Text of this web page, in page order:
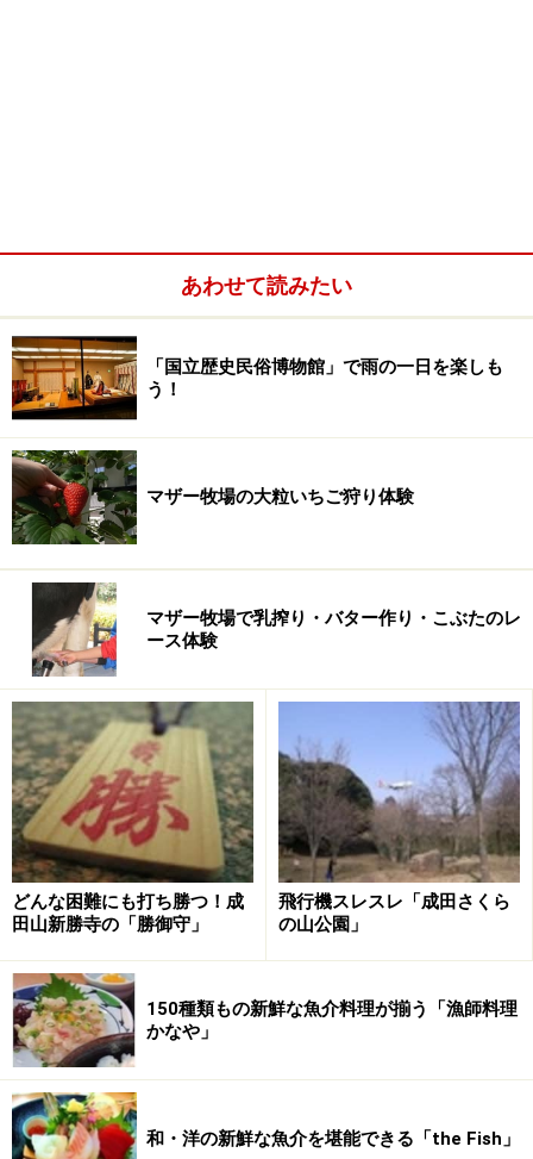
アクセス：館山自動車道「君津PAスマートIC(ETC専
用)」より約10分
HP：http://www.motherfarm.co.jp/
備考：いちご狩りをしなくてもハウスに入るには参加料
（3歳児から）が必要です。
※記事内容は執筆時点のものです。最新の内容をご確認くださ
い。
あわせて読みたい
「国立歴史民俗博物館」で雨の一日を楽しも
う！
マザー牧場の大粒いちご狩り体験
マザー牧場で乳搾り・バター作り・こぶたのレ
ース体験
どんな困難にも打ち勝つ！成
田山新勝寺の「勝御守」
飛行機スレスレ「成田さくら
の山公園」
150種類もの新鮮な魚介料理が揃う「漁師料理
かなや」
和・洋の新鮮な魚介を堪能できる「the Fish」